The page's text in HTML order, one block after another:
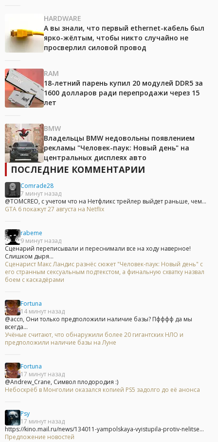
HARDWARE
А вы знали, что первый ethernet-кабель был
ярко-жёлтым, чтобы никто случайно не
просверлил силовой провод
RAM
18-летний парень купил 20 модулей DDR5 за
1600 долларов ради перепродажи через 15
лет
BMW
Владельцы BMW недовольны появлением
рекламы "Человек-паук: Новый день" на
центральных дисплеях авто
ПОСЛЕДНИЕ КОММЕНТАРИИ
Comrade28
7 минут назад
@TOMCREO, с учетом что на Нетфликс трейлер выйдет раньше, чем...
GTA 6 покажут 27 августа на Netflix
rabeme
9 минут назад
Сценарий переписывали и переснимали все на ходу наверное!
Слишком дыря...
Сценарист Макс Ландис разнёс сюжет "Человек-паук: Новый день" с
его странным сексуальным подтекстом, а финальную схватку назвал
боем с каскадёрами
Fortuna
14 минут назад
@accn, Они только предположили наличие базы? Пфффф да мы
всегда...
Учёные считают, что обнаружили более 20 гигантских НЛО и
предположили наличие базы на Луне
Fortuna
17 минут назад
@Andrew_Crane, Символ плодородия :)
Небоскрёб в Монголии оказался копией PS5 задолго до её анонса
Psy
17 минут назад
https://kino.mail.ru/news/134011-yampolskaya-vyistupila-protiv-nelitse...
Предложение новостей